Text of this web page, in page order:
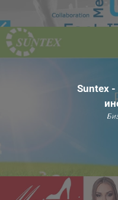
Suntex